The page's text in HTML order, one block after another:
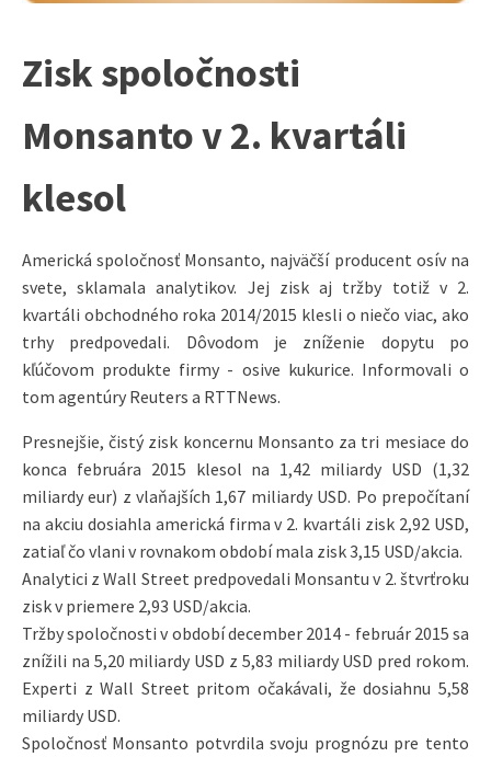
Zisk spoločnosti
Monsanto v 2. kvartáli
klesol
Americká spoločnosť Monsanto, najväčší producent osív na
svete, sklamala analytikov. Jej zisk aj tržby totiž v 2.
kvartáli obchodného roka 2014/2015 klesli o niečo viac, ako
trhy predpovedali. Dôvodom je zníženie dopytu po
kľúčovom produkte firmy - osive kukurice. Informovali o
tom agentúry Reuters a RTTNews.
Presnejšie, čistý zisk koncernu Monsanto za tri mesiace do
konca februára 2015 klesol na 1,42 miliardy USD (1,32
miliardy eur) z vlaňajších 1,67 miliardy USD. Po prepočítaní
na akciu dosiahla americká firma v 2. kvartáli zisk 2,92 USD,
zatiaľ čo vlani v rovnakom období mala zisk 3,15 USD/akcia.
Analytici z Wall Street predpovedali Monsantu v 2. štvrťroku
zisk v priemere 2,93 USD/akcia.
Tržby spoločnosti v období december 2014 - február 2015 sa
znížili na 5,20 miliardy USD z 5,83 miliardy USD pred rokom.
Experti z Wall Street pritom očakávali, že dosiahnu 5,58
miliardy USD.
Spoločnosť Monsanto potvrdila svoju prognózu pre tento